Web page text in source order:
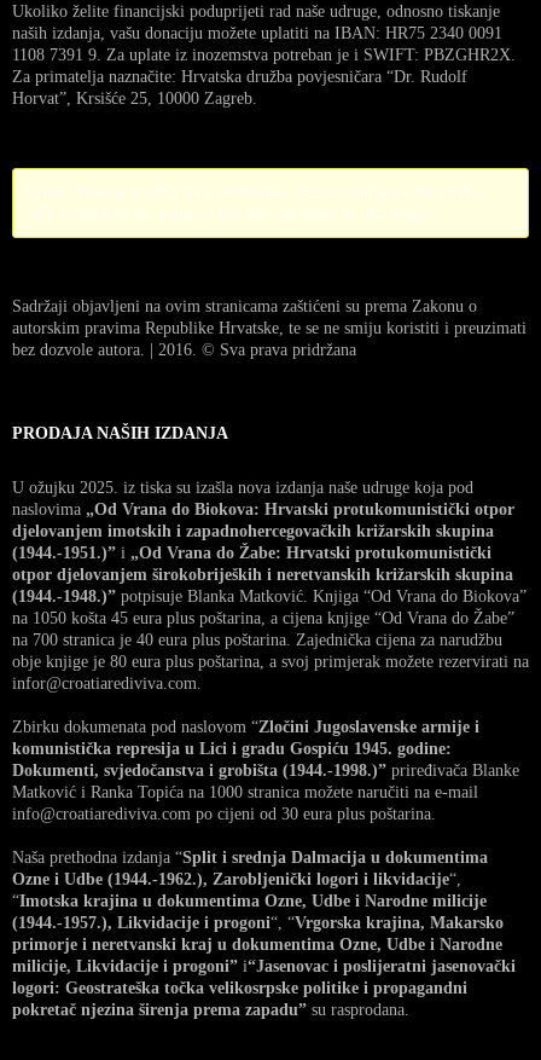
Ukoliko želite financijski poduprijeti rad naše udruge, odnosno tiskanje
naših izdanja, vašu donaciju možete uplatiti na IBAN: HR75 2340 0091
1108 7391 9. Za uplate iz inozemstva potreban je i SWIFT: PBZGHR2X.
Za primatelja naznačite: Hrvatska družba povjesničara “Dr. Rudolf
Horvat”, Krsišće 25, 10000 Zagreb.
Sadržaji objavljeni na ovim stranicama zaštićeni su prema Zakonu o
autorskim pravima Republike Hrvatske, te se ne smiju koristiti i preuzimati
bez dozvole autora. | 2016. © Sva prava pridržana
PRODAJA NAŠIH IZDANJA
U ožujku 2025. iz tiska su izašla nova izdanja naše udruge koja pod
naslovima „Od Vrana do Biokova: Hrvatski protukomunistički otpor
djelovanjem imotskih i zapadnohercegovačkih križarskih skupina
(1944.-1951.)” i „Od Vrana do Žabe: Hrvatski protukomunistički
otpor djelovanjem širokobrijeških i neretvanskih križarskih skupina
(1944.-1948.)” potpisuje Blanka Matković. Knjiga “Od Vrana do Biokova”
na 1050 košta 45 eura plus poštarina, a cijena knjige “Od Vrana do Žabe”
na 700 stranica je 40 eura plus poštarina. Zajednička cijena za narudžbu
obje knjige je 80 eura plus poštarina, a svoj primjerak možete rezervirati na
infor@croatiarediviva.com.
Zbirku dokumenata pod naslovom “Zločini Jugoslavenske armije i
komunistička represija u Lici i gradu Gospiću 1945. godine:
Dokumenti, svjedočanstva i grobišta (1944.-1998.)” priređivača Blanke
Matković i Ranka Topića na 1000 stranica možete naručiti na e-mail
info@croatiarediviva.com po cijeni od 30 eura plus poštarina.
Naša prethodna izdanja “Split i srednja Dalmacija u dokumentima
Ozne i Udbe (1944.-1962.), Zarobljenički logori i likvidacije“,
“Imotska krajina u dokumentima Ozne, Udbe i Narodne milicije
(1944.-1957.), Likvidacije i progoni“, “Vrgorska krajina, Makarsko
primorje i neretvanski kraj u dokumentima Ozne, Udbe i Narodne
milicije, Likvidacije i progoni” i“Jasenovac i poslijeratni jasenovački
logori: Geostrateška točka velikosrpske politike i propagandni
pokretač njezina širenja prema zapadu” su rasprodana.